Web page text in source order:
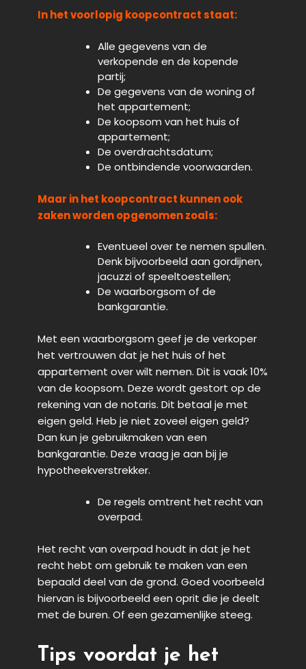
In het voorlopig koopcontract staat:
Alle gegevens van de
verkopende en de kopende
partij;
De gegevens van de woning of
het appartement;
De koopsom van het huis of
appartement;
De overdrachtsdatum;
De ontbindende voorwaarden.
Maar in het koopcontract kunnen ook
zaken worden opgenomen zoals:
Eventueel over te nemen spullen.
Denk bijvoorbeeld aan gordijnen,
jacuzzi of speeltoestellen;
De waarborgsom of de
bankgarantie.
Met een waarborgsom geef je de verkoper
het vertrouwen dat je het huis of het
appartement over wilt nemen. Dit is vaak 10%
van de koopsom. Deze wordt gestort op de
rekening van de notaris. Dit betaal je met
eigen geld. Heb je niet zoveel eigen geld?
Dan kun je gebruikmaken van een
bankgarantie. Deze vraag je aan bij je
hypotheekverstrekker.
De regels omtrent het recht van
overpad.
Het recht van overpad houdt in dat je het
recht hebt om gebruik te maken van een
bepaald deel van de grond. Goed voorbeeld
hiervan is bijvoorbeeld een oprit die je deelt
met de buren. Of een gezamenlijke steeg.
Tips voordat je het